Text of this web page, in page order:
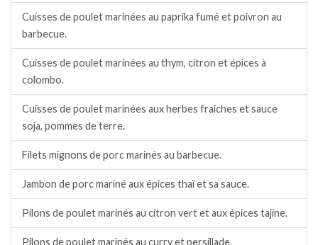
Cuisses de poulet marinées au paprika fumé et poivron au
barbecue.
Cuisses de poulet marinées au thym, citron et épices à
colombo.
Cuisses de poulet marinées aux herbes fraîches et sauce
soja, pommes de terre.
Filets mignons de porc marinés au barbecue.
Jambon de porc mariné aux épices thaï et sa sauce.
Pilons de poulet marinés au citron vert et aux épices tajine.
Pilons de poulet marinés au curry et persillade.